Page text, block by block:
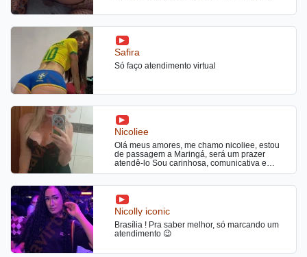
Safira
Só faço atendimento virtual
Nicoliee
Olá meus amores, me chamo nicoliee, estou
de passagem a Maringá, será um prazer
atendê-lo Sou carinhosa, comunicativa e
sigilosa., atendo no meu local, com total
Nicolly iconic
Brasília ! Pra saber melhor, só marcando um
atendimento 😉